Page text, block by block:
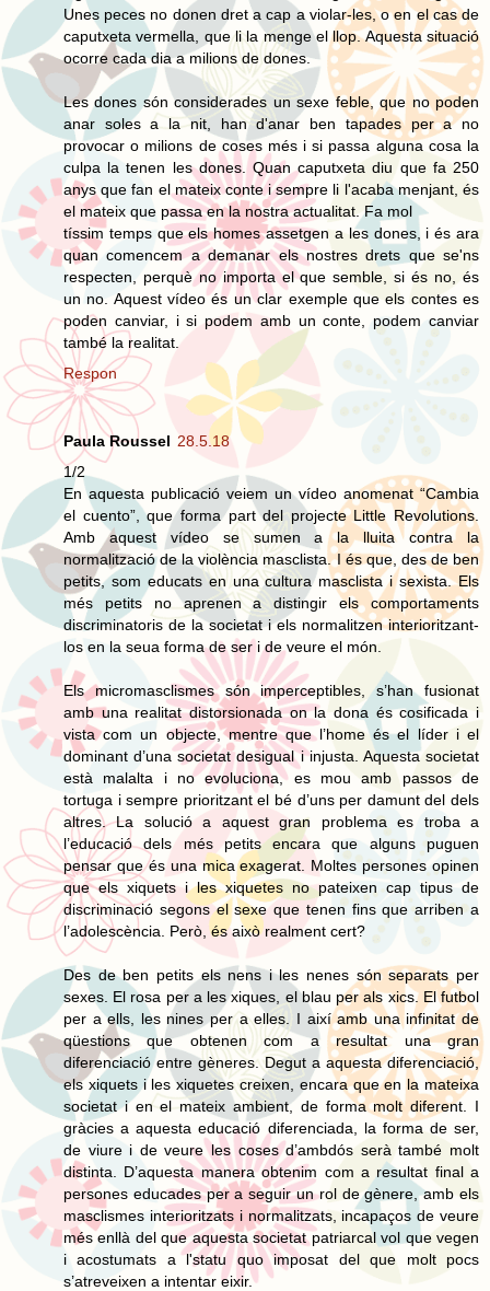
Unes peces no donen dret a cap a violar-les, o en el cas de
caputxeta vermella, que li la menge el llop. Aquesta situació
ocorre cada dia a milions de dones.
Les dones són considerades un sexe feble, que no poden
anar soles a la nit, han d'anar ben tapades per a no
provocar o milions de coses més i si passa alguna cosa la
culpa la tenen les dones. Quan caputxeta diu que fa 250
anys que fan el mateix conte i sempre li l'acaba menjant, és
el mateix que passa en la nostra actualitat. Fa mol
tíssim temps que els homes assetgen a les dones, i és ara
quan comencem a demanar els nostres drets que se'ns
respecten, perquè no importa el que semble, si és no, és
un no. Aquest vídeo és un clar exemple que els contes es
poden canviar, i si podem amb un conte, podem canviar
també la realitat.
Respon
Paula Roussel 28.5.18
1/2
En aquesta publicació veiem un vídeo anomenat “Cambia
el cuento”, que forma part del projecte Little Revolutions.
Amb aquest vídeo se sumen a la lluita contra la
normalització de la violència masclista. I és que, des de ben
petits, som educats en una cultura masclista i sexista. Els
més petits no aprenen a distingir els comportaments
discriminatoris de la societat i els normalitzen interioritzant-
los en la seua forma de ser i de veure el món.
Els micromasclismes són imperceptibles, s’han fusionat
amb una realitat distorsionada on la dona és cosificada i
vista com un objecte, mentre que l’home és el líder i el
dominant d’una societat desigual i injusta. Aquesta societat
està malalta i no evoluciona, es mou amb passos de
tortuga i sempre prioritzant el bé d’uns per damunt del dels
altres. La solució a aquest gran problema es troba a
l’educació dels més petits encara que alguns puguen
pensar que és una mica exagerat. Moltes persones opinen
que els xiquets i les xiquetes no pateixen cap tipus de
discriminació segons el sexe que tenen fins que arriben a
l’adolescència. Però, és això realment cert?
Des de ben petits els nens i les nenes són separats per
sexes. El rosa per a les xiques, el blau per als xics. El futbol
per a ells, les nines per a elles. I així amb una infinitat de
qüestions que obtenen com a resultat una gran
diferenciació entre gèneres. Degut a aquesta diferenciació,
els xiquets i les xiquetes creixen, encara que en la mateixa
societat i en el mateix ambient, de forma molt diferent. I
gràcies a aquesta educació diferenciada, la forma de ser,
de viure i de veure les coses d’ambdós serà també molt
distinta. D’aquesta manera obtenim com a resultat final a
persones educades per a seguir un rol de gènere, amb els
masclismes interioritzats i normalitzats, incapaços de veure
més enllà del que aquesta societat patriarcal vol que vegen
i acostumats a l'statu quo imposat del que molt pocs
s’atreveixen a intentar eixir.